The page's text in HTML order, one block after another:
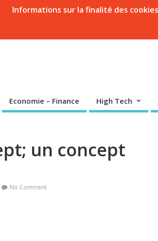
Informations sur la finalité des cookies
Economie – Finance High Tech
un concept
No Comment